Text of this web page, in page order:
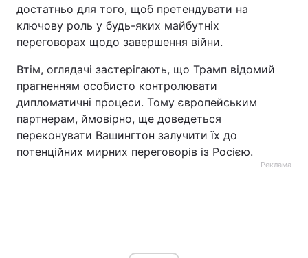
достатньо для того, щоб претендувати на
ключову роль у будь-яких майбутніх
переговорах щодо завершення війни.
Втім, оглядачі застерігають, що Трамп відомий
прагненням особисто контролювати
дипломатичні процеси. Тому європейським
партнерам, ймовірно, ще доведеться
переконувати Вашингтон залучити їх до
потенційних мирних переговорів із Росією.
Реклама